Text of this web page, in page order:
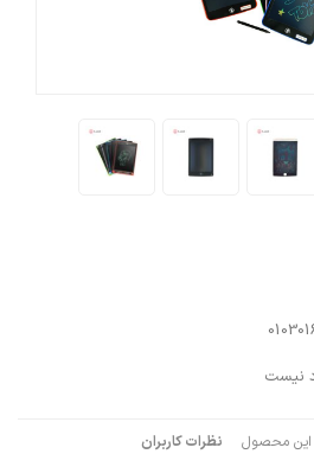
این محصول نظرات کاربران
نیست